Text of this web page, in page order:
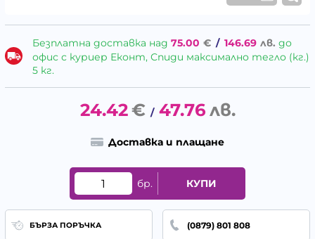
Безплатна доставка над 75.00 € / 146.69 лв. до
офис с куриер Еконт, Спиди максимално тегло (кг.)
5 кг.
24.42€ / 47.76 лв.
Доставка и плащане
бр. КУПИ
БЪРЗА ПОРЪЧКА (0879) 801 808